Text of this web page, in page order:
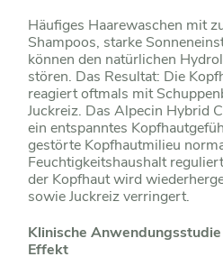
Häufiges Haarewaschen mit
Shampoos, starke
können den natürlichen
stören. Das Resultat: Die
reagiert oftmals mit
Juckreiz. Das Alpecin Hybrid
ein entspanntes
gestörte Kopfhautmilieu
Feuchtigkeitshaushalt
der Kopfhaut wird
sowie Juckreiz verringert.
Klinische
Effekt